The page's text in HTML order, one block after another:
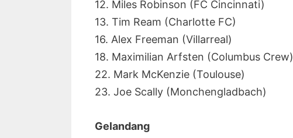
12. Miles Robinson (FC Cincinnati)
13. Tim Ream (Charlotte FC)
16. Alex Freeman (Villarreal)
18. Maximilian Arfsten (Columbus Crew)
22. Mark McKenzie (Toulouse)
23. Joe Scally (Monchengladbach)
Gelandang